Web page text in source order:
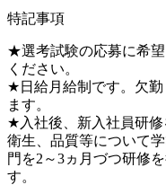
特記事項
★選考試験の応募に希
ください。
★日給月給制です。欠
ます。
★入社後、新入社員研
衛生、品質等について
門を2～3ヵ月づつ研修
す。